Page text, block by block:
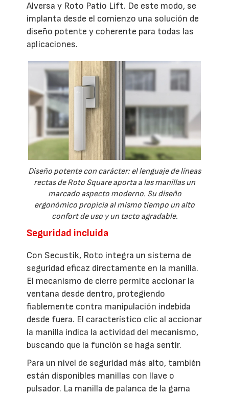
Alversa y Roto Patio Lift. De este modo, se
implanta desde el comienzo una solución de
diseño potente y coherente para todas las
aplicaciones.
Diseño potente con carácter: el lenguaje de líneas
rectas de Roto Square aporta a las manillas un
marcado aspecto moderno. Su diseño
ergonómico propicia al mismo tiempo un alto
confort de uso y un tacto agradable.
Seguridad incluida
Con Secustik, Roto integra un sistema de
seguridad eficaz directamente en la manilla.
El mecanismo de cierre permite accionar la
ventana desde dentro, protegiendo
fiablemente contra manipulación indebida
desde fuera. El característico clic al accionar
la manilla indica la actividad del mecanismo,
buscando que la función se haga sentir.
Para un nivel de seguridad más alto, también
están disponibles manillas con llave o
pulsador. La manilla de palanca de la gama